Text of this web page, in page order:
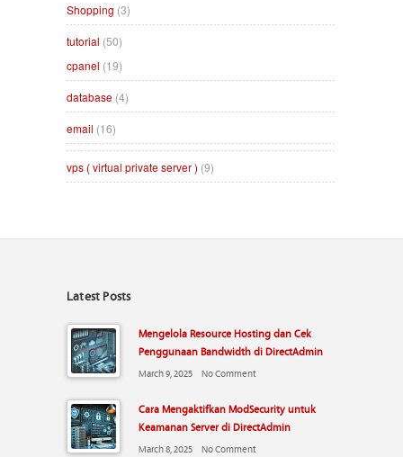
Shopping (3)
tutorial (50)
cpanel (19)
database (4)
email (16)
vps ( virtual private server ) (9)
Latest Posts
Mengelola Resource Hosting dan Cek
Penggunaan Bandwidth di DirectAdmin
March 9, 2025 No Comment
Cara Mengaktifkan ModSecurity untuk
Keamanan Server di DirectAdmin
March 8, 2025 No Comment